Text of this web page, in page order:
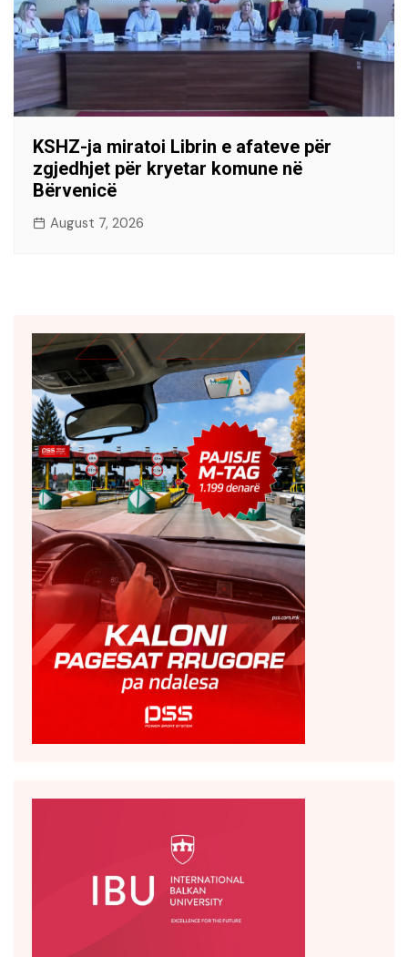
KSHZ-ja miratoi Librin e afateve për
zgjedhjet për kryetar komune në
Bërvenicë
August 7, 2026